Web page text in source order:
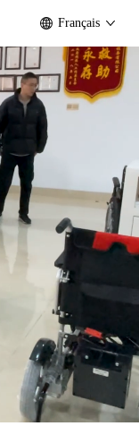
Français